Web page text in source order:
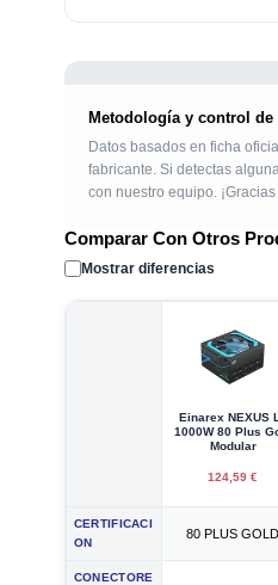
Metodología y control de
Datos basados en ficha
fabricante. Si detectas
con nuestro equipo.
Comparar Con Otros
Mostrar diferencias
Einarex NEXUS
1000W 80 Plus
Modular
124,59 €
CERTIFICACI
ON
80 PLUS GOLD
CONECTORE